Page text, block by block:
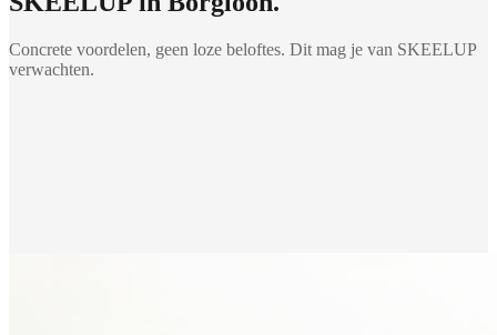
Concrete voordelen, geen loze beloftes. Dit mag je van SKEELUP
verwachten.